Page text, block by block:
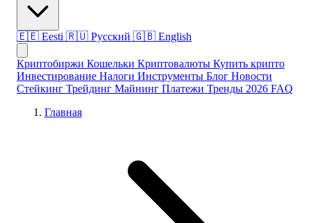
🇪🇪 Eesti 🇷🇺 Русский 🇬🇧 English
Криптобиржи Кошельки Криптовалюты Купить крипто
Инвестирование Налоги Инструменты Блог Новости
Стейкинг Трейдинг Майнинг Платежи Тренды 2026 FAQ
Главная